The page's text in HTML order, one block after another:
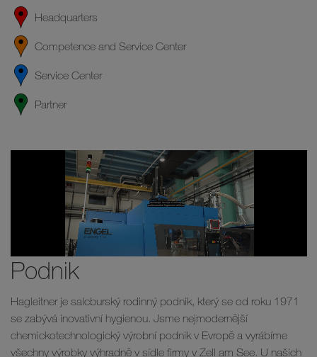
Headquarters
Competence and Service Center
Service Center
Partner
Podnik
Hagleitner je salcburský rodinný podnik, který se od roku 1971
se zabývá inovativní hygienou. Jsme nejmodernější
chemickotechnologický výrobní podnik v Evropě a vyrábíme
všechny výrobky výhradně v sídle firmy v Zell am See. U našich